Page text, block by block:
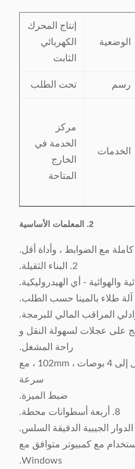
الوضعية
إنتاج المحرك
الكهربائي
الثابت
رسم تحت الطلب
الخدمات
مركز
الخدمة في
الخارج
المتاحة
2. المعلمات الأساسية
2. البناء الثقيلة.
راحة المشغل.
7. أقصى ارتفاع كومة يصل إلى 4 بوصات ، 102mm ، مع
سرعة
ضبط الميزة.
8. أربعة أسطوانات محطة.
مع كمبيوتر متوافق مع
Windows.